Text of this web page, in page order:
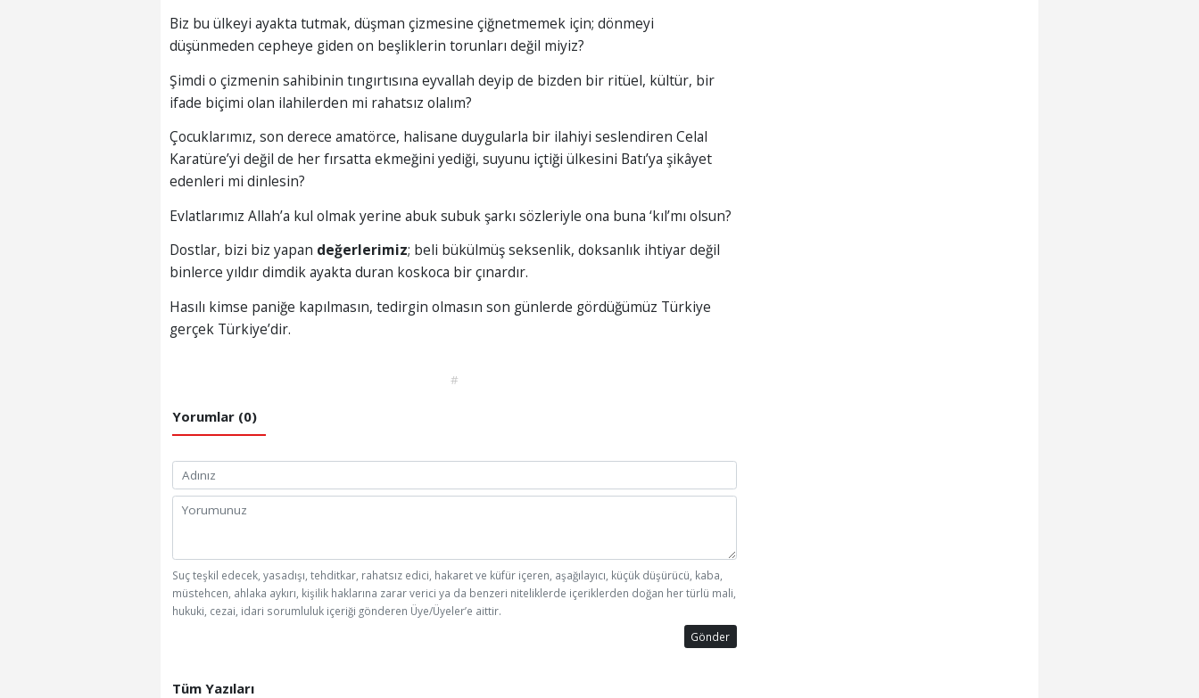
Biz bu ülkeyi ayakta tutmak, düşman çizmesine çiğnetmemek için; dönmeyi
düşünmeden cepheye giden on beşliklerin torunları değil miyiz?
Şimdi o çizmenin sahibinin tıngırtısına eyvallah deyip de bizden bir ritüel, kültür, bir
ifade biçimi olan ilahilerden mi rahatsız olalım?
Çocuklarımız, son derece amatörce, halisane duygularla bir ilahiyi seslendiren Celal
Karatüre’yi değil de her fırsatta ekmeğini yediği, suyunu içtiği ülkesini Batı’ya şikâyet
edenleri mi dinlesin?
Evlatlarımız Allah’a kul olmak yerine abuk subuk şarkı sözleriyle ona buna ‘kıl’mı olsun?
Dostlar, bizi biz yapan değerlerimiz; beli bükülmüş seksenlik, doksanlık ihtiyar değil
binlerce yıldır dimdik ayakta duran koskoca bir çınardır.
Hasılı kimse paniğe kapılmasın, tedirgin olmasın son günlerde gördüğümüz Türkiye
gerçek Türkiye’dir.
#
Yorumlar (0)
Suç teşkil edecek, yasadışı, tehditkar, rahatsız edici, hakaret ve küfür içeren, aşağılayıcı, küçük düşürücü, kaba,
müstehcen, ahlaka aykırı, kişilik haklarına zarar verici ya da benzeri niteliklerde içeriklerden doğan her türlü mali,
hukuki, cezai, idari sorumluluk içeriği gönderen Üye/Üyeler’e aittir.
Gönder
Tüm Yazıları